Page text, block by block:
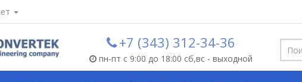
+7 (343) 312-34-36
пн-пт с 9:00 до 18:00 сб,вс - выходной